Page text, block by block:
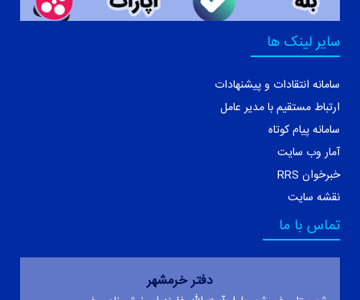
سایر لینک ها
سامانه انتقادات و پیشنهادات
ارتباط مستقیم با مدیر عامل
سامانه پیام کوتاه
آمار وب سایت
خبرخوان RRS
نقشه سایت
تماس با ما
دفتر خرمشهر